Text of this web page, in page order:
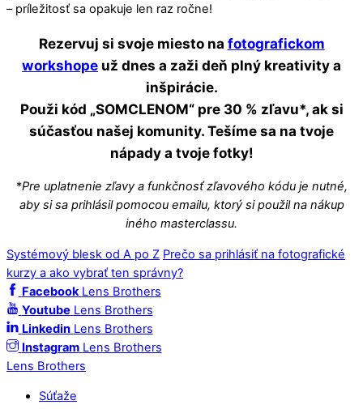
– príležitosť sa opakuje len raz ročne!
Rezervuj si svoje miesto na fotografickom
workshope už dnes a zaži deň plný kreativity a
inšpirácie.
Použi kód „SOMCLENOM“ pre 30 % zľavu*, ak si
súčasťou našej komunity. Tešíme sa na tvoje
nápady a tvoje fotky!
*Pre uplatnenie zľavy a funkčnosť zľavového kódu je nutné,
aby si sa prihlásil pomocou emailu, ktorý si použil na nákup
iného masterclassu.
Systémový blesk od A po Z Prečo sa prihlásiť na fotografické
kurzy a ako vybrať ten správny?
Facebook Lens Brothers
Youtube Lens Brothers
Linkedin Lens Brothers
Instagram Lens Brothers
Lens Brothers
Súťaže